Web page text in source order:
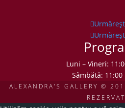
Luni – Vineri:
Sâmbătă: 11:00
ALEXANDRA'S GALLERY ©